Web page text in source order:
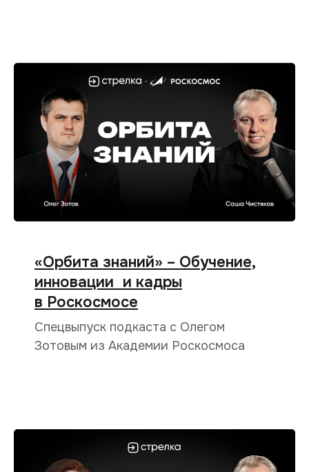
«Орбита знаний» – Обучение,
инновации и кадры
в Роскосмосе
Спецвыпуск подкаста с Олегом
Зотовым из Академии Роскосмоса